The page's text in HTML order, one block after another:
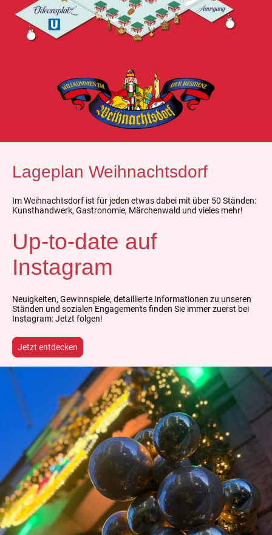
Lageplan Weihnachtsdorf
Im Weihnachtsdorf ist für jeden etwas dabei mit über 50 Ständen:
Kunsthandwerk, Gastronomie, Märchenwald und vieles mehr!
Up-to-date auf
Instagram
Neuigkeiten, Gewinnspiele, detaillierte Informationen zu unseren
Ständen und sozialen Engagements finden Sie immer zuerst bei
Instagram: Jetzt folgen!
Jetzt entdecken